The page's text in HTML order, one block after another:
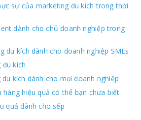
sự của marketing du kích trong thời
dành cho chủ doanh nghiệp trong
du kích dành cho doanh nghiệp SMEs
kích
kích dành cho mọi doanh nghiệp
hàng hiệu quả có thể bạn chưa biết
quả dành cho sếp